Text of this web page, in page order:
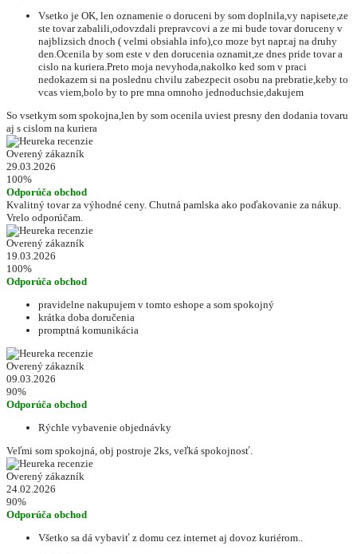
Vsetko je OK, len oznamenie o doruceni by som doplnila,vy napisete,ze
ste tovar zabalili,odovzdali prepravcovi a ze mi bude tovar doruceny v
najblizsich dnoch ( velmi obsiahla info),co moze byt napr.aj na druhy
den.Ocenila by som este v den dorucenia oznamit,ze dnes pride tovar a
cislo na kuriera.Preto moja nevyhoda,nakolko ked som v praci
nedokazem si na poslednu chvilu zabezpecit osobu na prebratie,keby to
vcas viem,bolo by to pre mna omnoho jednoduchsie,dakujem
So vsetkym som spokojna,len by som ocenila uviest presny den dodania tovaru
aj s cislom na kuriera
Overený zákazník
29.03.2026
100%
Odporúča obchod
Kvalitný tovar za výhodné ceny. Chutná pamlska ako poďakovanie za nákup.
Vrelo odporúčam.
Overený zákazník
19.03.2026
100%
Odporúča obchod
pravidelne nakupujem v tomto eshope a som spokojný
krátka doba doručenia
promptná komunikácia
Overený zákazník
09.03.2026
90%
Odporúča obchod
Rýchle vybavenie objednávky
Veľmi som spokojná, obj postroje 2ks, veľká spokojnosť.
Overený zákazník
24.02.2026
90%
Odporúča obchod
Všetko sa dá vybaviť z domu cez internet aj dovoz kuriérom..